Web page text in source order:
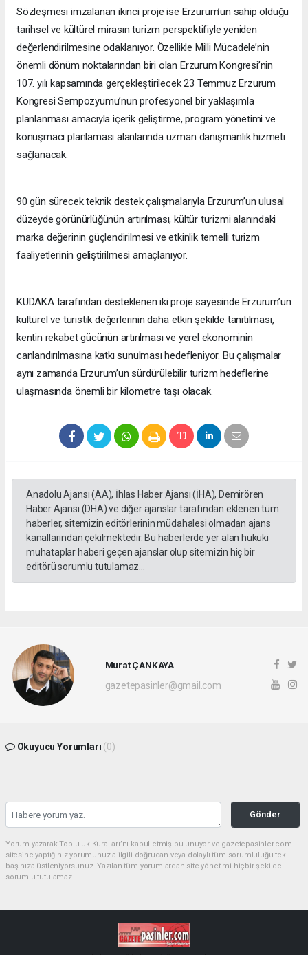
Sözleşmesi imzalanan ikinci proje ise Erzurum’un sahip olduğu
tarihsel ve kültürel mirasın turizm perspektifiyle yeniden
değerlendirilmesine odaklanıyor. Özellikle Milli Mücadele’nin
önemli dönüm noktalarından biri olan Erzurum Kongresi’nin
107. yılı kapsamında gerçekleştirilecek 23 Temmuz Erzurum
Kongresi Sempozyumu’nun profesyonel bir yaklaşımla
planlanması amacıyla içerik geliştirme, program yönetimi ve
konuşmacı planlaması alanlarında uzman danışmanlık hizmeti
sağlanacak.
90 gün sürecek teknik destek çalışmalarıyla Erzurum’un ulusal
düzeyde görünürlüğünün artırılması, kültür turizmi alanındaki
marka değerinin güçlendirilmesi ve etkinlik temelli turizm
faaliyetlerinin geliştirilmesi amaçlanıyor.
KUDAKA tarafından desteklenen iki proje sayesinde Erzurum’un
kültürel ve turistik değerlerinin daha etkin şekilde tanıtılması,
kentin rekabet gücünün artırılması ve yerel ekonominin
canlandırılmasına katkı sunulması hedefleniyor. Bu çalışmalar
aynı zamanda Erzurum’un sürdürülebilir turizm hedeflerine
ulaşmasında önemli bir kilometre taşı olacak.
Anadolu Ajansı (AA), İhlas Haber Ajansı (İHA), Demirören
Haber Ajansı (DHA) ve diğer ajanslar tarafından eklenen tüm
haberler, sitemizin editörlerinin müdahalesi olmadan ajans
kanallarından çekilmektedir. Bu haberlerde yer alan hukuki
muhataplar haberi geçen ajanslar olup sitemizin hiç bir
editörü sorumlu tutulamaz...
Murat ÇANKAYA
gazetepasinler@gmail.com
Okuyucu Yorumları (0)
Gönder
Yorum yazarak Topluluk Kuralları’nı kabul etmiş bulunuyor ve gazetepasinler.com
sitesine yaptığınız yorumunuzla ilgili doğrudan veya dolaylı tüm sorumluluğu tek
başınıza üstleniyorsunuz. Yazılan tüm yorumlardan site yönetimi hiçbir şekilde
sorumlu tutulamaz.